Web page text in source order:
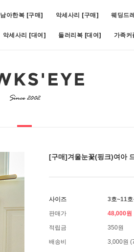
남아한복 [구매] 악세사리 [구매] 웨딩드
악세사리 [대여] 들러리복 [대여] 가족
6 [대여]아스터슬림턱시도(1호~19호)
[구매]겨울눈꽃(핑크)여아
사이즈 3호~11
판매가 48,000원
적립금 350원
배송비 3,000원